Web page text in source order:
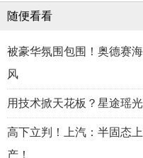
随便看看
被豪华氛围包围！奥德赛
风
用技术掀天花板？星途瑶
高下立判！上汽：半固态
产！